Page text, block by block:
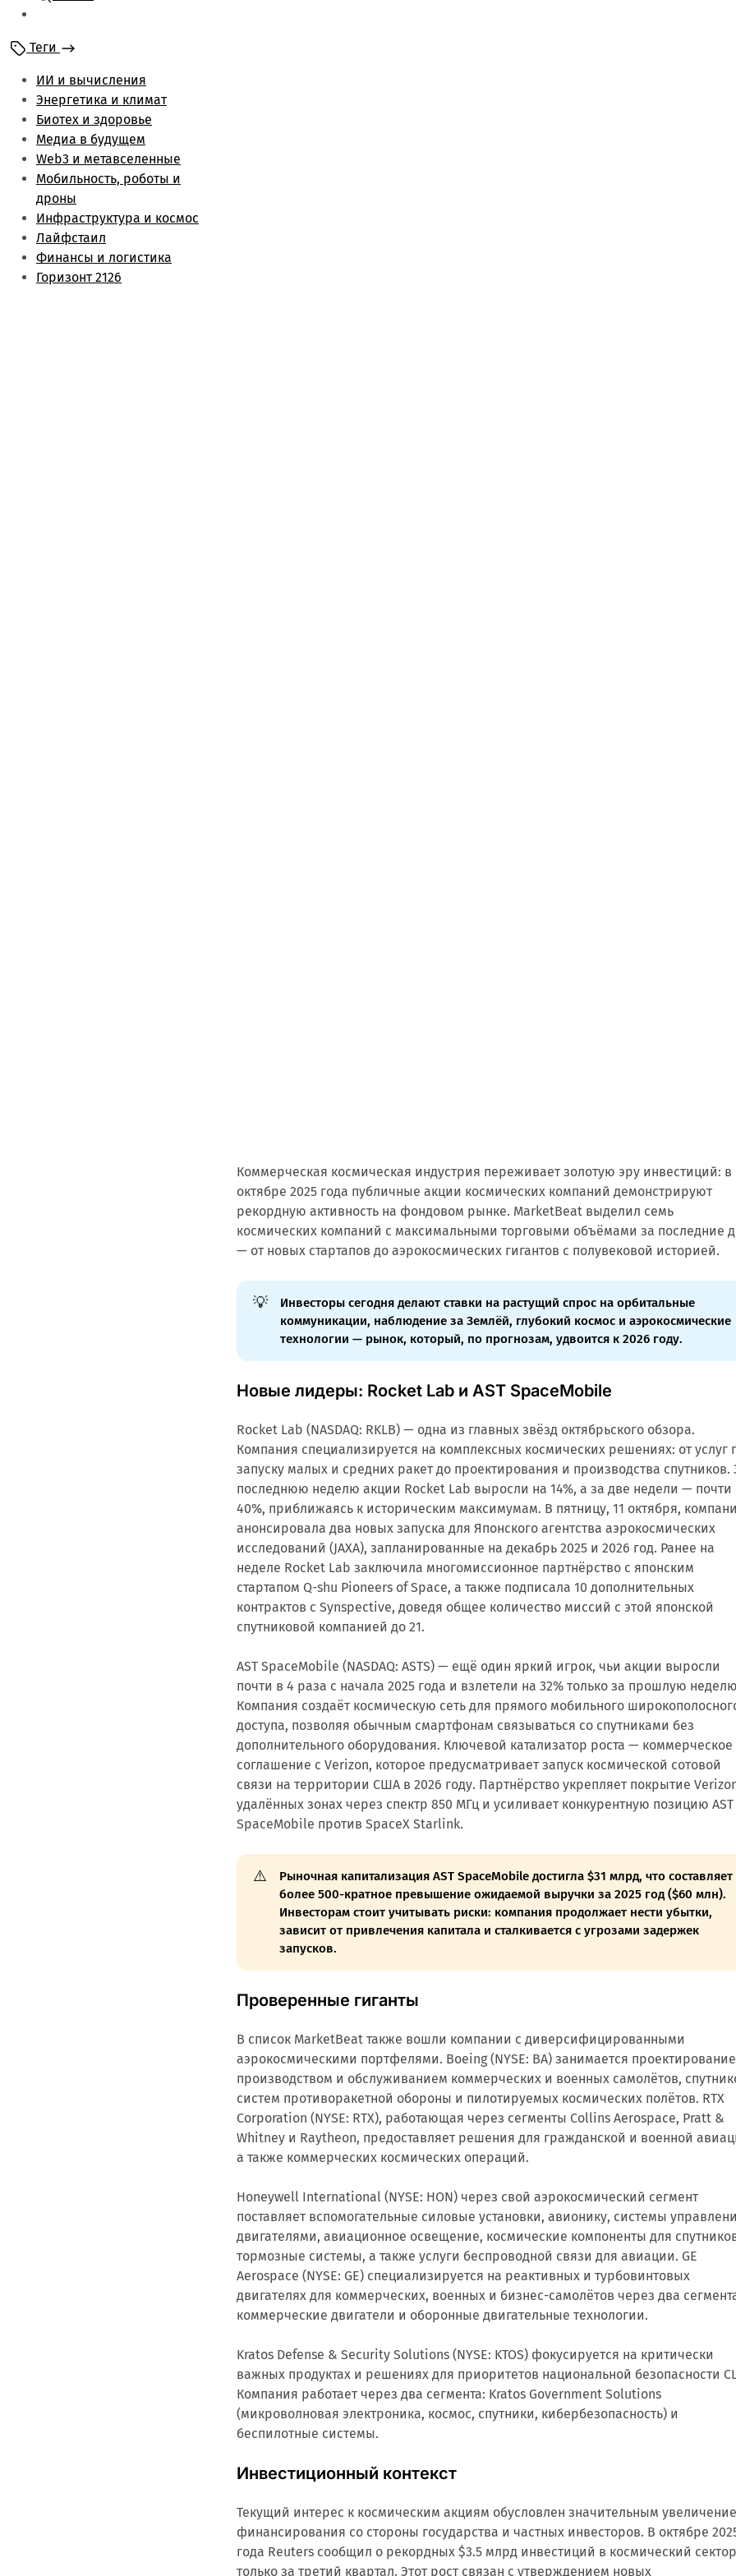
Энергетика и климат
Лайфстаил
Биотех и здоровье
Финансы и логистика
Метаверс и web3
Инфраструктура и
космос
Будущее медиа
Обзоры
Теги
ИИ и вычисления
Энергетика и климат
Биотех и здоровье
Медиа в будущем
Web3 и метавселенные
Мобильность, роботы и
дроны
Инфраструктура и космос
Лайфстаил
Финансы и логистика
Горизонт 2126
Коммерческая космическая индустрия переживает золотую эру инвестиций: в
октябре 2025 года публичные акции космических компаний демонстрируют
рекордную активность на фондовом рынке. MarketBeat выделил семь
космических компаний с максимальными торговыми объёмами за последние
— от новых стартапов до аэрокосмических гигантов с полувековой историей.
💡
Инвесторы сегодня делают ставки на растущий спрос на орбитальные
коммуникации, наблюдение за Землёй, глубокий космос и аэрокосмические
технологии — рынок, который, по прогнозам, удвоится к 2026 году.
Новые лидеры: Rocket Lab и AST SpaceMobile
Rocket Lab (NASDAQ: RKLB) — одна из главных звёзд октябрьского обзора.
Компания специализируется на комплексных космических решениях: от услуг
запуску малых и средних ракет до проектирования и производства спутников.
последнюю неделю акции Rocket Lab выросли на 14%, а за две недели — почти
40%, приближаясь к историческим максимумам. В пятницу, 11 октября,
анонсировала два новых запуска для Японского агентства аэрокосмических
исследований (JAXA), запланированные на декабрь 2025 и 2026 год. Ранее на
неделе Rocket Lab заключила многомиссионное партнёрство с японским
стартапом Q-shu Pioneers of Space, а также подписала 10 дополнительных
контрактов с Synspective, доведя общее количество миссий с этой японской
спутниковой компанией до 21.
AST SpaceMobile (NASDAQ: ASTS) — ещё один яркий игрок, чьи акции выросли
почти в 4 раза с начала 2025 года и взлетели на 32% только за прошлую
Компания создаёт космическую сеть для прямого мобильного
доступа, позволяя обычным смартфонам связываться со спутниками без
дополнительного оборудования. Ключевой катализатор роста — коммерческое
соглашение с Verizon, которое предусматривает запуск космической сотовой
связи на территории США в 2026 году. Партнёрство укрепляет покрытие
удалённых зонах через спектр 850 МГц и усиливает конкурентную позицию AST
SpaceMobile против SpaceX Starlink.
⚠️
Рыночная капитализация AST SpaceMobile достигла $31 млрд, что составляет
более 500-кратное превышение ожидаемой выручки за 2025 год ($60 млн).
Инвесторам стоит учитывать риски: компания продолжает нести убытки,
зависит от привлечения капитала и сталкивается с угрозами задержек
запусков.
Проверенные гиганты
В список MarketBeat также вошли компании с диверсифицированными
аэрокосмическими портфелями. Boeing (NYSE: BA) занимается
производством и обслуживанием коммерческих и военных самолётов,
систем противоракетной обороны и пилотируемых космических полётов. RTX
Corporation (NYSE: RTX), работающая через сегменты Collins Aerospace, Pratt &
Whitney и Raytheon, предоставляет решения для гражданской и военной
а также коммерческих космических операций.
Honeywell International (NYSE: HON) через свой аэрокосмический сегмент
поставляет вспомогательные силовые установки, авионику, системы
двигателями, авиационное освещение, космические компоненты для
тормозные системы, а также услуги беспроводной связи для авиации. GE
Aerospace (NYSE: GE) специализируется на реактивных и турбовинтовых
двигателях для коммерческих, военных и бизнес-самолётов через два
коммерческие двигатели и оборонные двигательные технологии.
Kratos Defense & Security Solutions (NYSE: KTOS) фокусируется на критически
важных продуктах и решениях для приоритетов национальной безопасности
Компания работает через два сегмента: Kratos Government Solutions
(микроволновая электроника, космос, спутники, кибербезопасность) и
беспилотные системы.
Инвестиционный контекст
Текущий интерес к космическим акциям обусловлен значительным
финансирования со стороны государства и частных инвесторов. В октябре
года Reuters сообщил о рекордных $3.5 млрд инвестиций в космический сектор
только за третий квартал. Этот рост связан с утверждением новых